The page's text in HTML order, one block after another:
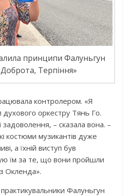
принципи Фалуньгун
Доброта, Терпіння»
контролером. «Я
оркестру Тянь Го.
– сказала вона. –
костюми музикантів дуже
а їхній виступ був
їм за те, що вони пройшли
Окленда».
Фалуньгун